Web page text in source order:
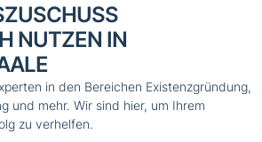
NUTZEN IN
in den Bereichen Existenzgründung,
und mehr. Wir sind hier, um Ihrem
zu verhelfen.